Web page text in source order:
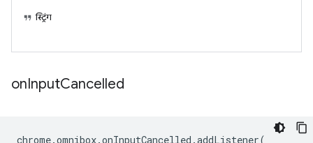
स्ट्रिंग
onInputCancelled
chrome.omnibox.onInputCancelled .addListener(